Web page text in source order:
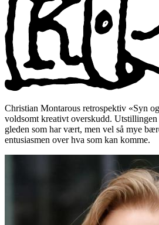
Christian Montarous retrospektiv «Syn
voldsomt kreativt overskudd.
gleden som har vært, men vel så mye
entusiasmen over hva som kan komme.